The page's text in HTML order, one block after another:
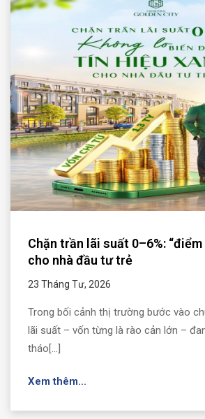
Chặn trần lãi suất 0–6%:
cho nhà đầu tư trẻ
23 Tháng Tư, 2026
Trong bối cảnh thị trường bước vào
lãi suất – vốn từng là rào cản lớn –
tháo[...]
Xem thêm...